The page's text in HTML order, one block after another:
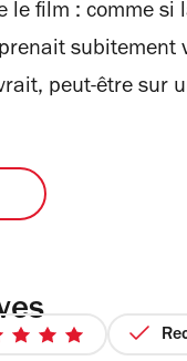
film : comme si
subitement
peut-être sur
5